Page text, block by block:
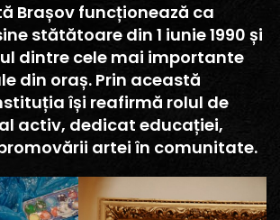
Brașov funcționează ca
stătătoare din 1 iunie 1990 și
dintre cele mai importante
din oraș. Prin această
își reafirmă rolul de
activ, dedicat educației,
artei în comunitate.